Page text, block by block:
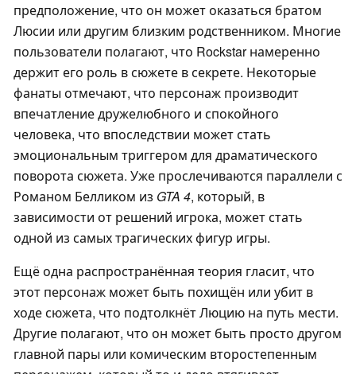
предположение, что он может оказаться братом
Люсии или другим близким родственником. Многие
пользователи полагают, что Rockstar намеренно
держит его роль в сюжете в секрете. Некоторые
фанаты отмечают, что персонаж производит
впечатление дружелюбного и спокойного
человека, что впоследствии может стать
эмоциональным триггером для драматического
поворота сюжета. Уже прослечиваются параллели с
Романом Белликом из GTA 4, который, в
зависимости от решений игрока, может стать
одной из самых трагических фигур игры.
Ещё одна распространённая теория гласит, что
этот персонаж может быть похищён или убит в
ходе сюжета, что подтолкнёт Люцию на путь мести.
Другие полагают, что он может быть просто другом
главной пары или комическим второстепенным